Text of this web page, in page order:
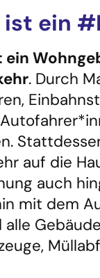
ist ein
ein
. Durch
auf die
auch
mit dem